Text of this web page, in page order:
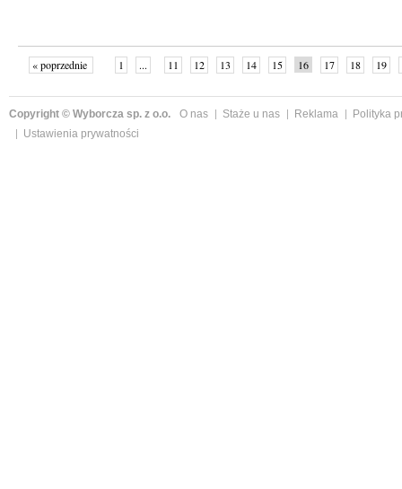
« poprzednie 1 ... 11 12 13 14 15 16 17 18 19
Copyright © Wyborcza sp. z o.o. O nas Staże u nas Reklama
Polityka
Ustawienia prywatności